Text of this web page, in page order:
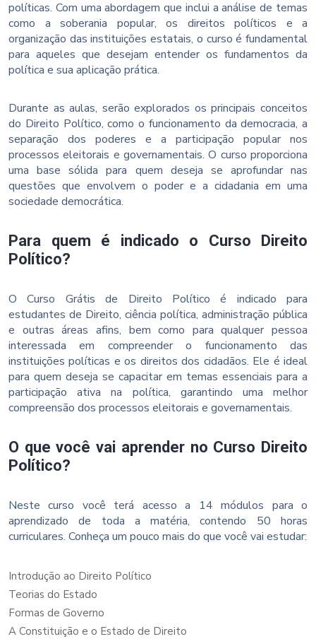
políticas. Com uma abordagem que inclui a análise de temas
como a soberania popular, os direitos políticos e a
organização das instituições estatais, o curso é fundamental
para aqueles que desejam entender os fundamentos da
política e sua aplicação prática.
Durante as aulas, serão explorados os principais conceitos
do Direito Político, como o funcionamento da democracia, a
separação dos poderes e a participação popular nos
processos eleitorais e governamentais. O curso proporciona
uma base sólida para quem deseja se aprofundar nas
questões que envolvem o poder e a cidadania em uma
sociedade democrática.
Para quem é indicado o Curso Direito
Político?
O Curso Grátis de Direito Político é indicado para
estudantes de Direito, ciência política, administração pública
e outras áreas afins, bem como para qualquer pessoa
interessada em compreender o funcionamento das
instituições políticas e os direitos dos cidadãos. Ele é ideal
para quem deseja se capacitar em temas essenciais para a
participação ativa na política, garantindo uma melhor
compreensão dos processos eleitorais e governamentais.
O que você vai aprender no Curso Direito
Político?
Neste curso você terá acesso a 14 módulos para o
aprendizado de toda a matéria, contendo 50 horas
curriculares. Conheça um pouco mais do que você vai estudar:
Introdução ao Direito Político
Teorias do Estado
Formas de Governo
A Constituição e o Estado de Direito